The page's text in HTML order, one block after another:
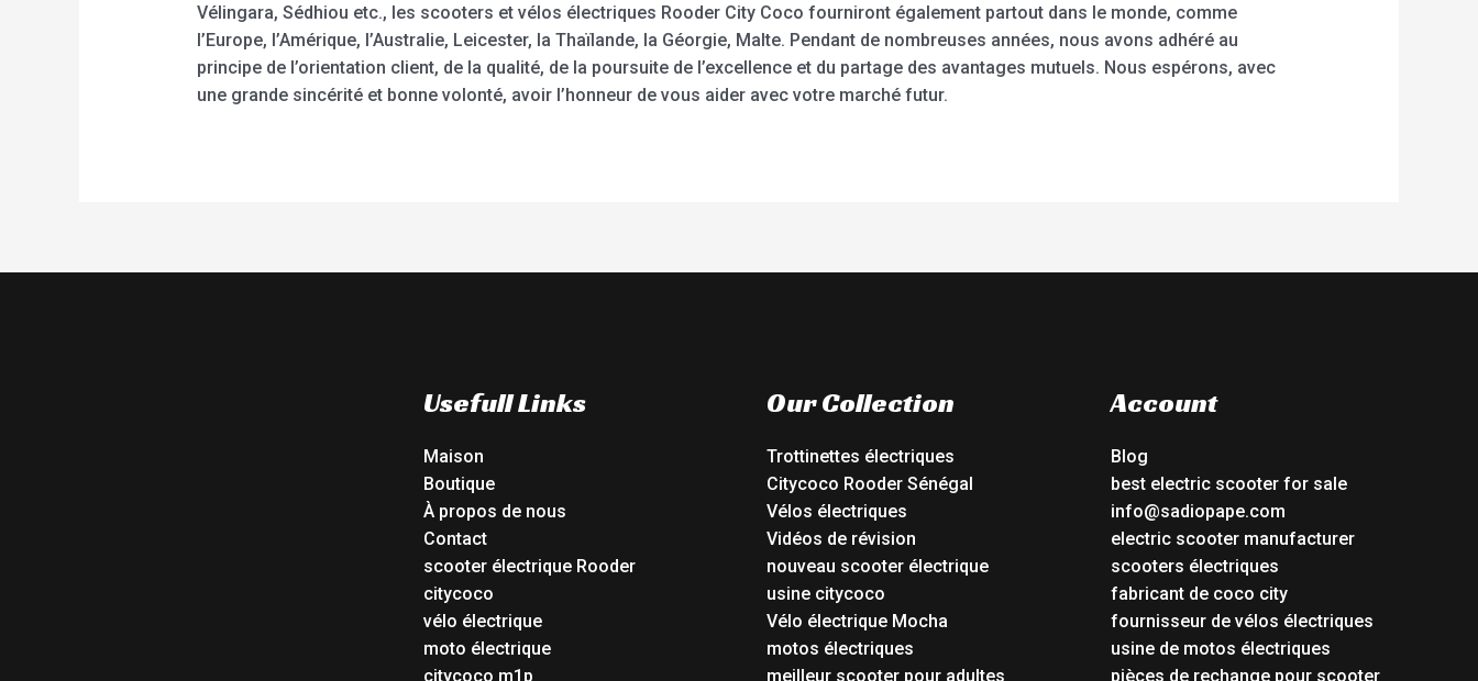
Vélingara, Sédhiou etc., les scooters et vélos électriques Rooder City Coco fourniront également partout dans le monde, comme
l’Europe, l’Amérique, l’Australie, Leicester, la Thaïlande, la Géorgie, Malte. Pendant de nombreuses années, nous avons adhéré au
principe de l’orientation client, de la qualité, de la poursuite de l’excellence et du partage des avantages mutuels. Nous espérons, avec
une grande sincérité et bonne volonté, avoir l’honneur de vous aider avec votre marché futur.
Usefull Links
Maison
Boutique
À propos de nous
Contact
scooter électrique Rooder
citycoco
vélo électrique
moto électrique
citycoco m1p
Our Collection
Trottinettes électriques
Citycoco Rooder Sénégal
Vélos électriques
Vidéos de révision
nouveau scooter électrique
usine citycoco
Vélo électrique Mocha
motos électriques
meilleur scooter pour adultes
Account
Blog
best electric scooter for sale
info@sadiopape.com
electric scooter manufacturer
scooters électriques
fabricant de coco city
fournisseur de vélos électriques
usine de motos électriques
pièces de rechange pour scooter